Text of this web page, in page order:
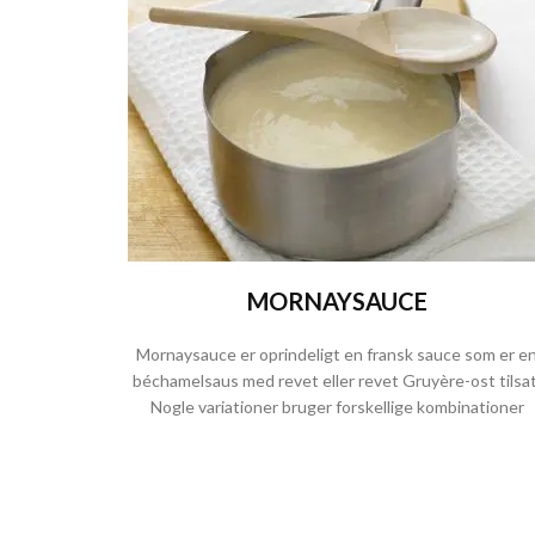
MORNAYSAUCE
Mornaysauce er oprindeligt en fransk sauce som er
béchamelsaus med revet eller revet Gruyère-ost
Nogle variationer bruger forskellige kombinationer